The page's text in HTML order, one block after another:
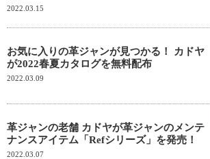
2022.03.15
お気に入りの革ジャンが見つかる！ カドヤ
が2022春夏カタログを無料配布
2022.03.09
革ジャンの老舗 カドヤが革ジャンのメンテ
ナンスアイテム「Refシリーズ」を発売！
2022.03.07